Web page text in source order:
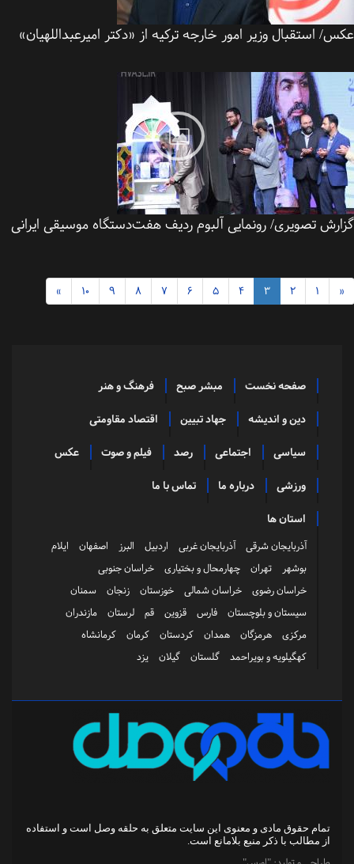
استقبال وزیر امور خارجه ترکیه از «دکتر امیرعبداللهیان»
تصویری/ رونمایی آلبوم ردیف‌ هفت‌دستگاه موسیقی ایرانی
صفحه نخست مبشر صبح فرهنگ و هنر
دین و اندیشه جهاد تبیین اقتصاد مقاومتی
سیاسی اجتماعی رصد فیلم و صوت عکس
ورزشی درباره ما تماس با ما
استان ها
آذربایجان شرقی آذربایجان غربی اردبیل البرز اصفهان
ایلام
بوشهر
تهران چهارمحال و بختیاری
خراسان جنوبی
خراسان رضوی
خراسان شمالی خوزستان زنجان
سمنان
سیستان و بلوچستان
فارس قزوین قم لرستان
مازندران
مرکزی
هرمزگان همدان کردستان کرمان
کرمانشاه
کهگیلویه و بویراحمد
گلستان گیلان یزد
تمام حقوق مادی و معنوی این سایت متعلق به حلقه وصلاست و استفاده
از مطالب با ذکر منبع بلامانع است.